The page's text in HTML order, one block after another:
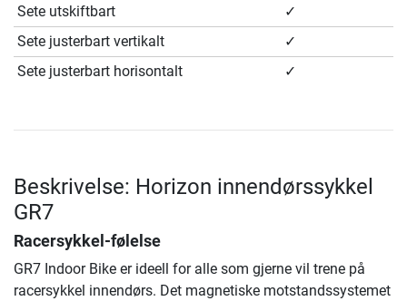
Sete utskiftbart
✓
Sete justerbart vertikalt
✓
Sete justerbart horisontalt
✓
Beskrivelse: Horizon innendørssykkel
GR7
Racersykkel-følelse
GR7 Indoor Bike er ideell for alle som gjerne vil trene på
racersykkel innendørs. Det magnetiske motstandssystemet